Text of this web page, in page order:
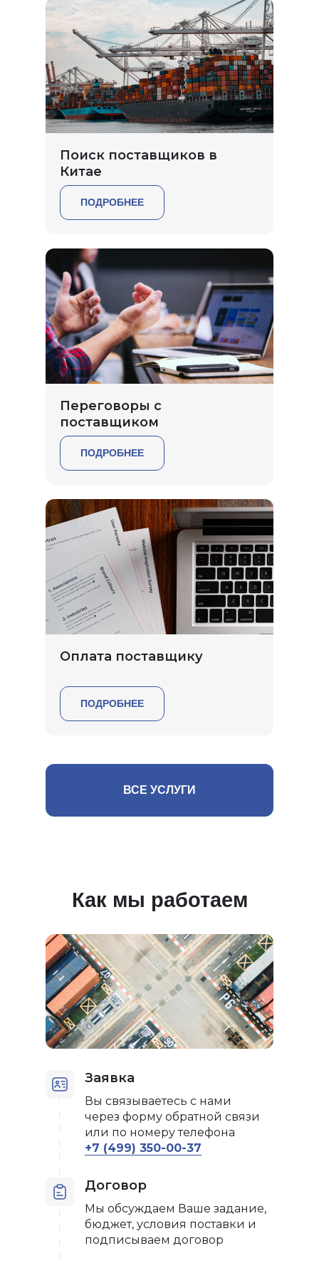
Поиск поставщиков в
Китае
ПОДРОБНЕЕ
Переговоры с
поставщиком
ПОДРОБНЕЕ
Оплата поставщику
ПОДРОБНЕЕ
ВСЕ УСЛУГИ
Как мы работаем
Заявка
Вы связываетесь с нами
через форму обратной связи
или по номеру телефона
+7 (499) 350-00-37
Договор
Мы обсуждаем Ваше задание,
бюджет, условия поставки и
подписываем договор